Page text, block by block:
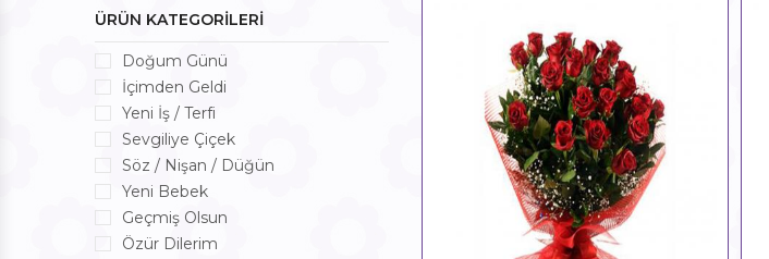
ÜRÜN KATEGORİLERİ
Doğum Günü
İçimden Geldi
Yeni İş / Terfi
Sevgiliye Çiçek
Söz / Nişan / Düğün
Yeni Bebek
Geçmiş Olsun
Özür Dilerim